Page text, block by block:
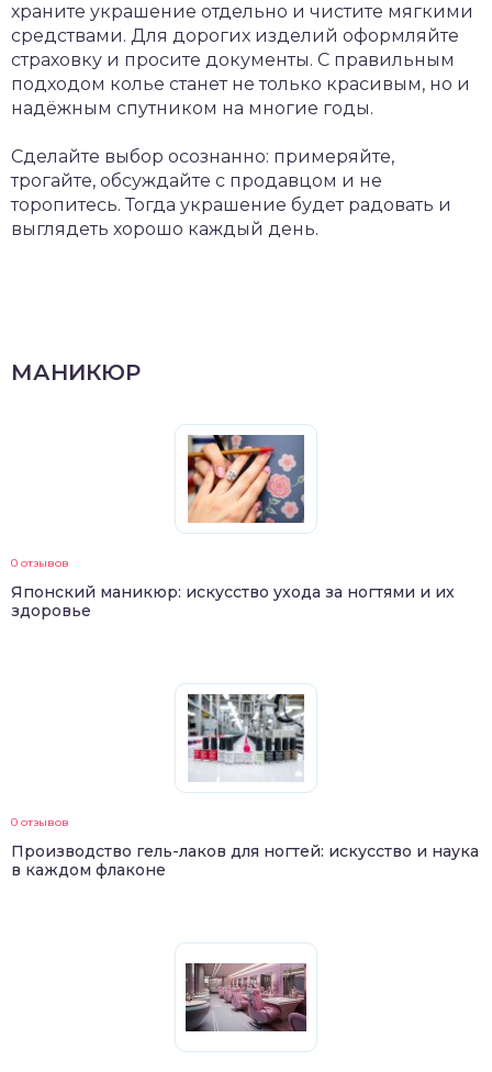
храните украшение отдельно и чистите мягкими
средствами. Для дорогих изделий оформляйте
страховку и просите документы. С правильным
подходом колье станет не только красивым, но и
надёжным спутником на многие годы.
Сделайте выбор осознанно: примеряйте,
трогайте, обсуждайте с продавцом и не
торопитесь. Тогда украшение будет радовать и
выглядеть хорошо каждый день.
МАНИКЮР
0 отзывов
Японский маникюр: искусство ухода за ногтями и их
здоровье
0 отзывов
Производство гель-лаков для ногтей: искусство и наука
в каждом флаконе